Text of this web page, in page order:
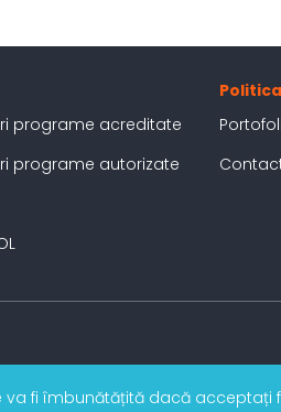
programe acreditate
programe autorizate
Politica
va fi îmbunătățită dacă acceptați